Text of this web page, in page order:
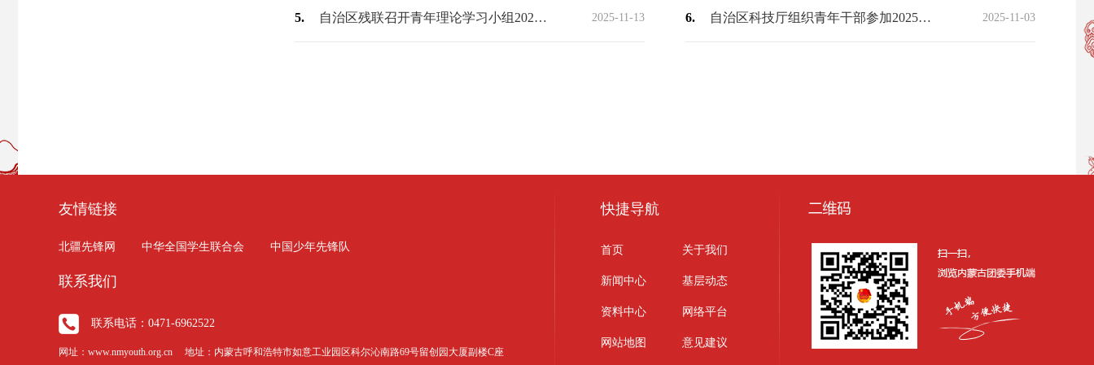
2025-11-13
5. 自治区残联召开青年理论学习小组2025年第3次集体学习研讨 2025-11-03
6. 自治区科技厅组织青年干部参加2025年“青年科学家百城行”走进内蒙古活动
友情链接
北疆先锋网 中华全国学生联合会 中国少年先锋队
联系我们
联系电话：0471-6962522
网址：www.nmyouth.org.cn 地址：内蒙古呼和浩特市如意工业园区科尔沁南路69号留创园大厦副楼C座
快捷导航
首页 关于我们
新闻中心 基层动态
资料中心 网络平台
网站地图 意见建议